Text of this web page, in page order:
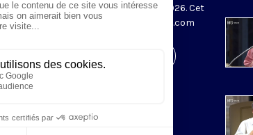
25 ans, s’étendra jusqu’au 6 janvier 2026. Cet
évènement est à vivre sur KTO et ktotv.com